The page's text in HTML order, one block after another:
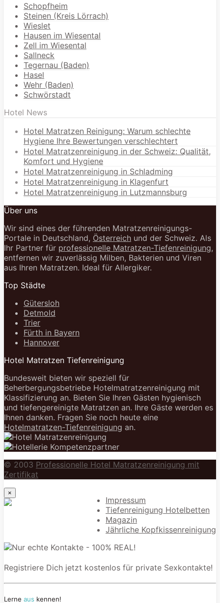
Schopfheim
Steinen (Kreis Lörrach)
Wieslet
Hausen im Wiesental
Zell im Wiesental
Sallneck
Tegernau (Baden)
Hasel
Wehr (Baden)
Schwörstadt
Hotel News
Hotel Matratzen Reinigung: Warum schlechte
Hygiene Ihre Bewertungen verschlechtert
Hotel Matratzenreinigung in der Schweiz: Qualität,
Komfort und Hygiene
Hotel Matratzenreinigung in Schladming
Hotel Matratzenreinigung in Klagenfurt
Hotel Matratzenreinigung in Lutzmannsburg
Über uns
Wir sind eines der führenden Matratzenreinigungs-
Portale in Deutschland, Österreich und der Schweiz. Als
Ihr Partner für professionelle Matratzen-Tiefenreinigung,
entfernen wir zuverlässig Milben, Bakterien und Viren
aus Ihren Matratzen. Ideal für Allergiker.
Top Städte
Gütersloh
Detmold
Trier
Fürth in Bayern
Hannover
Hotel Matratzen Tiefenreinigung
Bundesweit bieten wir speziell für
Beherbergungsbetriebe Hotelmatratzenreinigung mit
Klassifizierung an. Bieten Sie Ihren Gästen hygienisch
und tiefengereinigte Matratzen an. Ihre Gäste werden es
Ihnen danken. Fragen Sie noch heute eine
Hotelmatratzen-Tiefenreinigung an.
© 2003 Professionelle Hotel Matratzenreinigung mit
Zertifikat
Impressum
Tiefenreinigung Hotelbetten
Magazin
Jährliche Kopfkissenreinigung
×
Registriere Dich jetzt kostenlos für private Sexkontakte!
Lerne aus kennen!